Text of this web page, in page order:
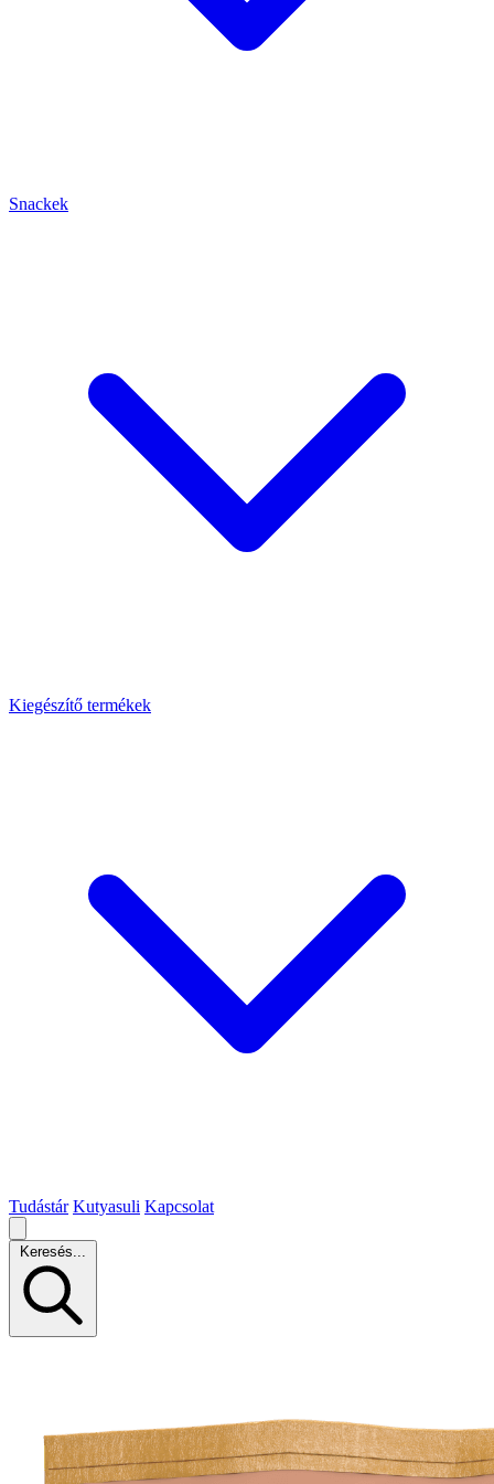
Snackek
Kiegészítő termékek
Tudástár Kutyasuli Kapcsolat
Keresés...